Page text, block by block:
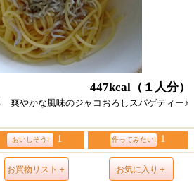
447kcal （１人分）
爽やかな風味のジャコおろしスパゲティー♪
おいしそう! 1 作ってみたい! 1
お買物リスト＋ お気に入り＋